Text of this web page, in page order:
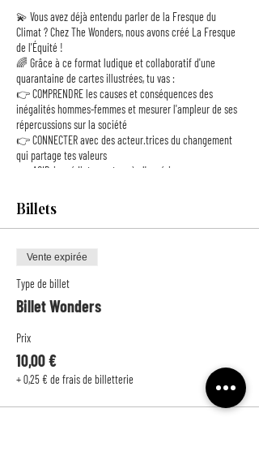
💫 Vous avez déjà entendu parler de la Fresque du
Climat ? Chez The Wonders, nous avons créé La Fresque
de l'Équité !
🌈 Grâce à ce format ludique et collaboratif d'une
quarantaine de cartes illustrées, tu vas :
👉 COMPRENDRE les causes et conséquences des
inégalités hommes-femmes et mesurer l'ampleur de ses
répercussions sur la société
👉 CONNECTER avec des acteur.trices du changement
qui partage tes valeurs
👉 AGIR, immédiatement après l'expérience pour co-
Billets
Vente expirée
Type de billet
Billet Wonders
Prix
10,00 €
+ 0,25 € de frais de billetterie